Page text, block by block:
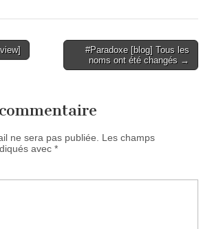
#Paradoxe [blog] Tous les
noms ont été changés →
ne sera pas publiée.
Les champs
avec *